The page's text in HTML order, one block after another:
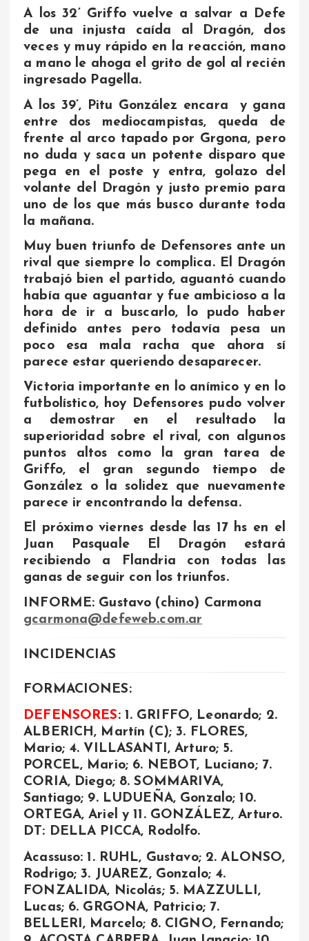
A los 32’ Griffo vuelve a salvar a Defe
de una injusta caída al Dragón, dos
veces y muy rápido en la reacción, mano
a mano le ahoga el grito de gol al recién
ingresado Pagella.
A los 39’, Pitu González encara y gana
entre dos mediocampistas, queda de
frente al arco tapado por Grgona, pero
no duda y saca un potente disparo que
pega en el poste y entra, golazo del
volante del Dragón y justo premio para
uno de los que más busco durante toda
la mañana.
Muy buen triunfo de Defensores ante un
rival que siempre lo complica. El Dragón
trabajó bien el partido, aguantó cuando
había que aguantar y fue ambicioso a la
hora de ir a buscarlo, lo pudo haber
definido antes pero todavía pesa un
poco esa mala racha que ahora sí
parece estar queriendo desaparecer.
Victoria importante en lo anímico y en lo
futbolístico, hoy Defensores pudo volver
a demostrar en el resultado la
superioridad sobre el rival, con algunos
puntos altos como la gran tarea de
Griffo, el gran segundo tiempo de
González o la solidez que nuevamente
parece ir encontrando la defensa.
El próximo viernes desde las 17 hs en el
Juan Pasquale El Dragón estará
recibiendo a Flandria con todas las
ganas de seguir con los triunfos.
INFORME: Gustavo (chino) Carmona
gcarmona@defeweb.com.ar
INCIDENCIAS
FORMACIONES:
DEFENSORES: 1. GRIFFO, Leonardo; 2.
ALBERICH, Martín (C); 3. FLORES,
Mario; 4. VILLASANTI, Arturo; 5.
PORCEL, Mario; 6. NEBOT, Luciano; 7.
CORIA, Diego; 8. SOMMARIVA,
Santiago; 9. LUDUEÑA, Gonzalo; 10.
ORTEGA, Ariel y 11. GONZÁLEZ, Arturo.
DT: DELLA PICCA, Rodolfo.
Acassuso: 1. RUHL, Gustavo; 2. ALONSO,
Rodrigo; 3. JUAREZ, Gonzalo; 4.
FONZALIDA, Nicolás; 5. MAZZULLI,
Lucas; 6. GRGONA, Patricio; 7.
BELLERI, Marcelo; 8. CIGNO, Fernando;